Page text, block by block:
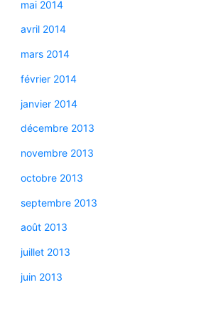
mai 2014
avril 2014
mars 2014
février 2014
janvier 2014
décembre 2013
novembre 2013
octobre 2013
septembre 2013
août 2013
juillet 2013
juin 2013